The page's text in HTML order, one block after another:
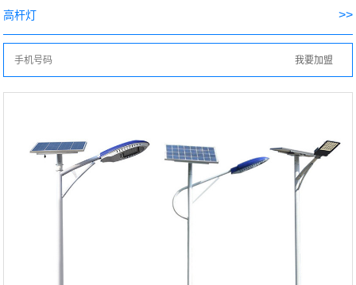
高杆灯 >>